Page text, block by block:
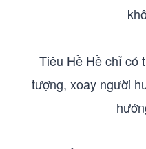
Tiêu Hề Hề chỉ có
tượng, xoay người